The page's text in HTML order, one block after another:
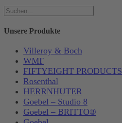
Unsere Produkte
Villeroy & Boch
WMF
FIFTYEIGHT PRODUCTS
Rosenthal
HERRNHUTER
Goebel – Studio 8
Goebel – BRITTO®